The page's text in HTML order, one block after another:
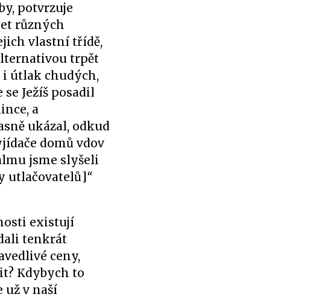
potvrzuje
různých
vlastní třídě,
trpět
i útlak chudých,
Ježíš posadil
a
ukázal, odkud
domů vdov
jsme slyšeli
utlačovatelů]“
existují
tenkrát
ceny,
Kdybych to
už v naší